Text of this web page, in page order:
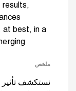
results,
at best, in a
ملخص
نستكشف تأثير